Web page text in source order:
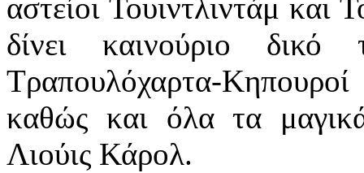
αστείοι Τουιντλιντάμ και
δίνει καινούριο
Τραπουλόχαρτα-
καθώς και όλα τα
Λιούις Κάρολ.